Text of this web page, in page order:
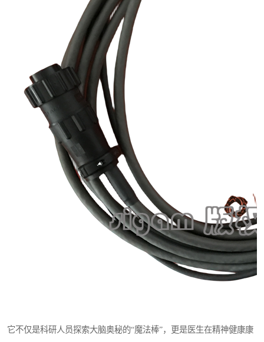
它不仅是科研人员探索大脑奥秘的“魔法棒”，更是医生在精神健康康